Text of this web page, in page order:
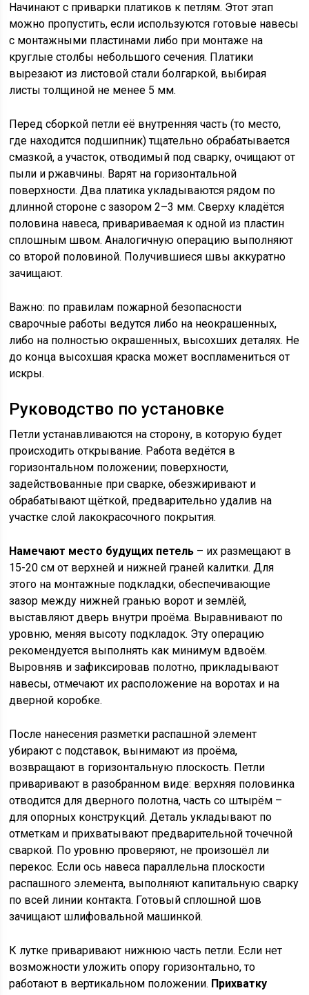
Начинают с приварки платиков к петлям. Этот этап
можно пропустить, если используются готовые навесы
с монтажными пластинами либо при монтаже на
круглые столбы небольшого сечения. Платики
вырезают из листовой стали болгаркой, выбирая
листы толщиной не менее 5 мм.
Перед сборкой петли её внутренняя часть (то место,
где находится подшипник) тщательно обрабатывается
смазкой, а участок, отводимый под сварку, очищают от
пыли и ржавчины. Варят на горизонтальной
поверхности. Два платика укладываются рядом по
длинной стороне с зазором 2–3 мм. Сверху кладётся
половина навеса, привариваемая к одной из пластин
сплошным швом. Аналогичную операцию выполняют
со второй половиной. Получившиеся швы аккуратно
зачищают.
Важно: по правилам пожарной безопасности
сварочные работы ведутся либо на неокрашенных,
либо на полностью окрашенных, высохших деталях. Не
до конца высохшая краска может воспламениться от
искры.
Руководство по установке
Петли устанавливаются на сторону, в которую будет
происходить открывание. Работа ведётся в
горизонтальном положении; поверхности,
задействованные при сварке, обезжиривают и
обрабатывают щёткой, предварительно удалив на
участке слой лакокрасочного покрытия.
Намечают место будущих петель – их размещают в
15-20 см от верхней и нижней граней калитки. Для
этого на монтажные подкладки, обеспечивающие
зазор между нижней гранью ворот и землёй,
выставляют дверь внутри проёма. Выравнивают по
уровню, меняя высоту подкладок. Эту операцию
рекомендуется выполнять как минимум вдвоём.
Выровняв и зафиксировав полотно, прикладывают
навесы, отмечают их расположение на воротах и на
дверной коробке.
После нанесения разметки распашной элемент
убирают с подставок, вынимают из проёма,
возвращают в горизонтальную плоскость. Петли
приваривают в разобранном виде: верхняя половинка
отводится для дверного полотна, часть со штырём –
для опорных конструкций. Деталь укладывают по
отметкам и прихватывают предварительной точечной
сваркой. По уровню проверяют, не произошёл ли
перекос. Если ось навеса параллельна плоскости
распашного элемента, выполняют капитальную сварку
по всей линии контакта. Готовый сплошной шов
зачищают шлифовальной машинкой.
К лутке приваривают нижнюю часть петли. Если нет
возможности уложить опору горизонтально, то
работают в вертикальном положении. Прихватку